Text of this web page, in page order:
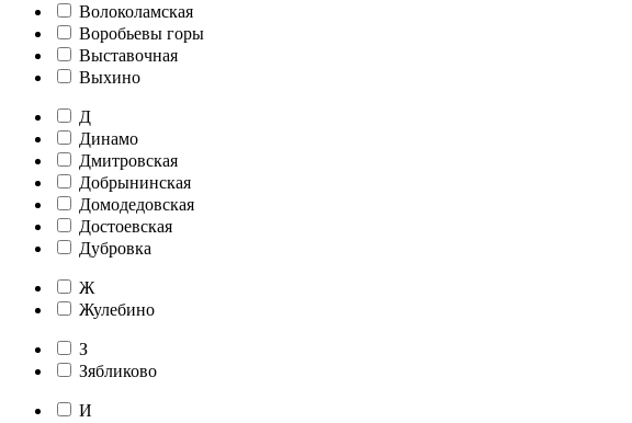
Волоколамская
Воробьевы горы
Выставочная
Выхино
Д
Динамо
Дмитровская
Добрынинская
Домодедовская
Достоевская
Дубровка
Ж
Жулебино
З
Зябликово
И